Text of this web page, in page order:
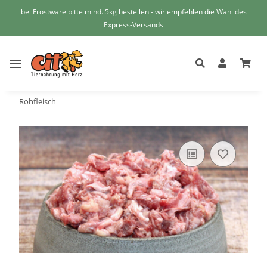
bei Frostware bitte mind. 5kg bestellen - wir empfehlen die Wahl des
Express-Versands
Rohfleisch